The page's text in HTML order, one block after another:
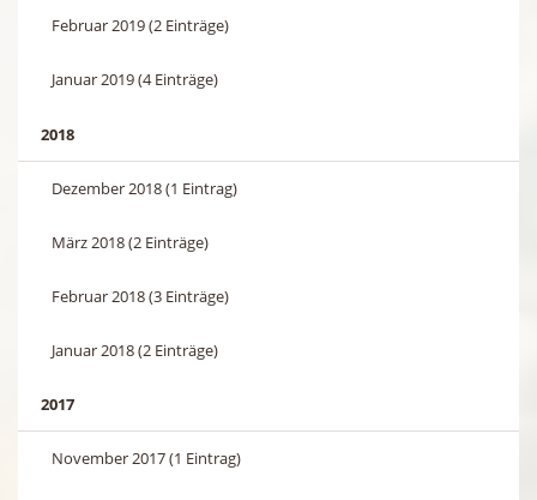
Februar 2019 (2 Einträge)
Januar 2019 (4 Einträge)
2018
Dezember 2018 (1 Eintrag)
März 2018 (2 Einträge)
Februar 2018 (3 Einträge)
Januar 2018 (2 Einträge)
2017
November 2017 (1 Eintrag)